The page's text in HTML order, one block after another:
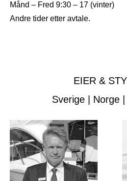
Månd – Fred 9:30 – 17 (vinter)
Andre tider etter avtale.
EIER &
Sverige | Norge